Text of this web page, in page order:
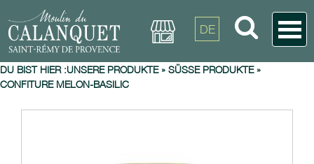
DE
DU BIST HIER :UNSERE PRODUKTE» SÜSSE PRODUKTE »
CONFITURE MELON-BASILIC